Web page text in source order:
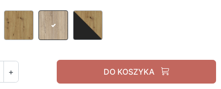
Dąb artisanDąb sonoma
+ DO KOSZYKA